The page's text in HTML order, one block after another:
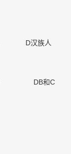
D汉族人
DB和C